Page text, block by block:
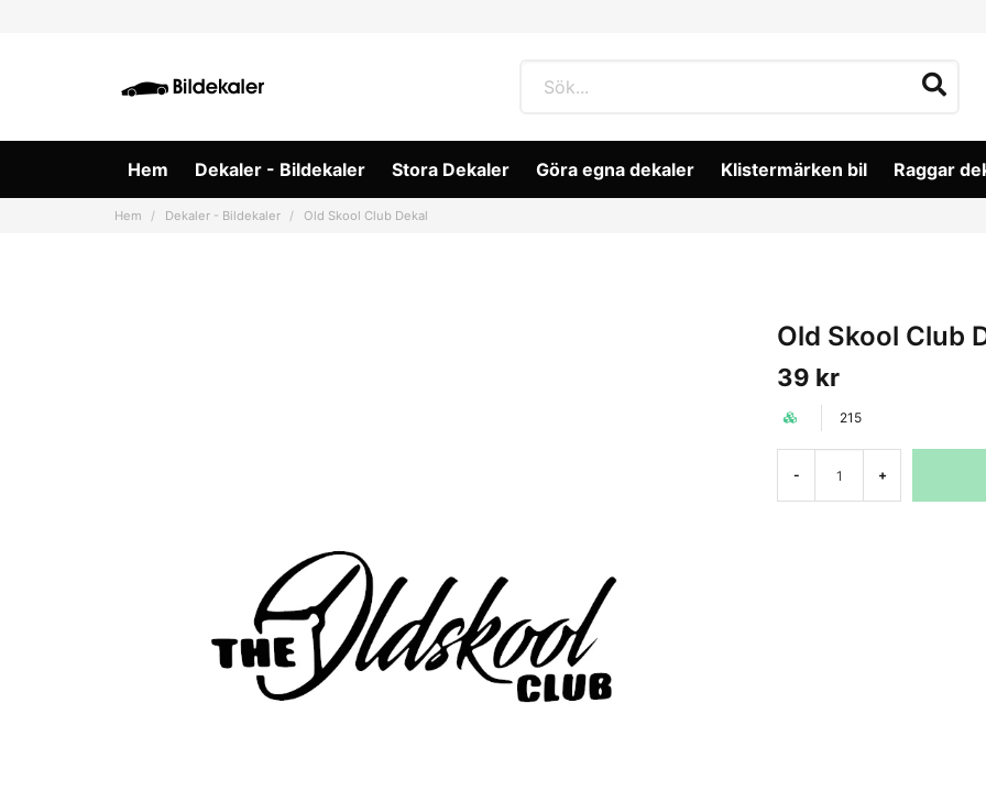
Hem Dekaler - Bildekaler Stora Dekaler Göra egna dekaler Klistermärken bil Raggar
Hem Dekaler - Bildekaler Old Skool Club Dekal
Old Skool Club
39 kr
215
- +